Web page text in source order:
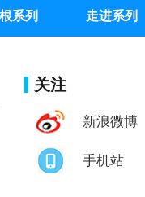
系列 走进系列
关注
新浪微博
手机站